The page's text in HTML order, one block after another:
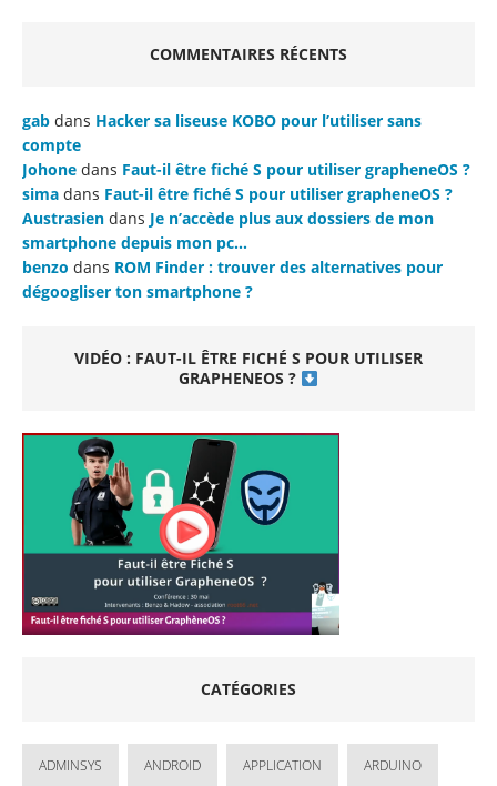
COMMENTAIRES RÉCENTS
gab dans Hacker sa liseuse KOBO pour l’utiliser sans
compte
Johone dans Faut-il être fiché S pour utiliser grapheneOS ?
sima dans Faut-il être fiché S pour utiliser grapheneOS ?
Austrasien dans Je n’accède plus aux dossiers de mon
smartphone depuis mon pc…
benzo dans ROM Finder : trouver des alternatives pour
dégoogliser ton smartphone ?
VIDÉO : FAUT-IL ÊTRE FICHÉ S POUR UTILISER
GRAPHENEOS ?
CATÉGORIES
ADMINSYS ANDROID APPLICATION ARDUINO